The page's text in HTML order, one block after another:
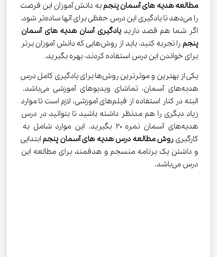
مطالعه هدیه ‌های آسمان پنجم
به دانش آموزان این فرصت
را می‌دهد تا یادگیری این درس حفظی برای آنها ساده‌تر شود.
اگر شما هم قصد دارید
یادگیری آسان هدیه‌ های آسمان
پنجم
را تجربه کنید، باید از روش‌هایی که دانش آموزان برتر
برای خواندن این درس استفاده کردند، بهره بگیرید.
یکی از بهترین و موثرترین روش‌ها برای یادگیری کامل درس
هدیه‌های آسمان، تماشای ویدیوهای آموزشی می‌باشد.
البته در کنار استفاده از فیلم‌های آموزشی، لازم است تا موارد
زیاد دیگری را هم مدنظر داشته باشید تا بتوانید در درس
هدیه‌های آسمان نمره ۲۰ بگیرید. این موارد شامل به
کارگیری روش مطالعه درس هدیه ‌های آسمان پنجم ابتدایی
و داشتن یک برنامه منسجم و هدفمند برای مطالعه این
درس می‌باشد.